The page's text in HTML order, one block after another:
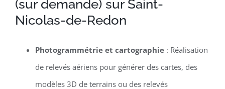
(sur demande) sur Saint-
Nicolas-de-Redon
Photogrammétrie et cartographie: Réalisation
de relevés aériens pour générer des cartes, des
modèles 3D de terrains ou des relevés